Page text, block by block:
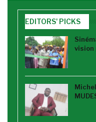
EDITORS' PICKS
vision